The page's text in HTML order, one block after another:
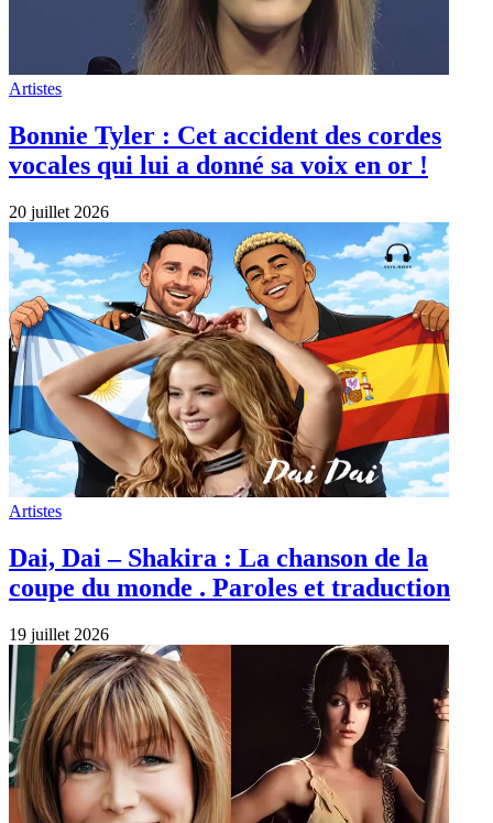
Artistes
Bonnie Tyler : Cet accident des cordes
vocales qui lui a donné sa voix en or !
20 juillet 2026
Artistes
Dai, Dai – Shakira : La chanson de la
coupe du monde . Paroles et traduction
19 juillet 2026